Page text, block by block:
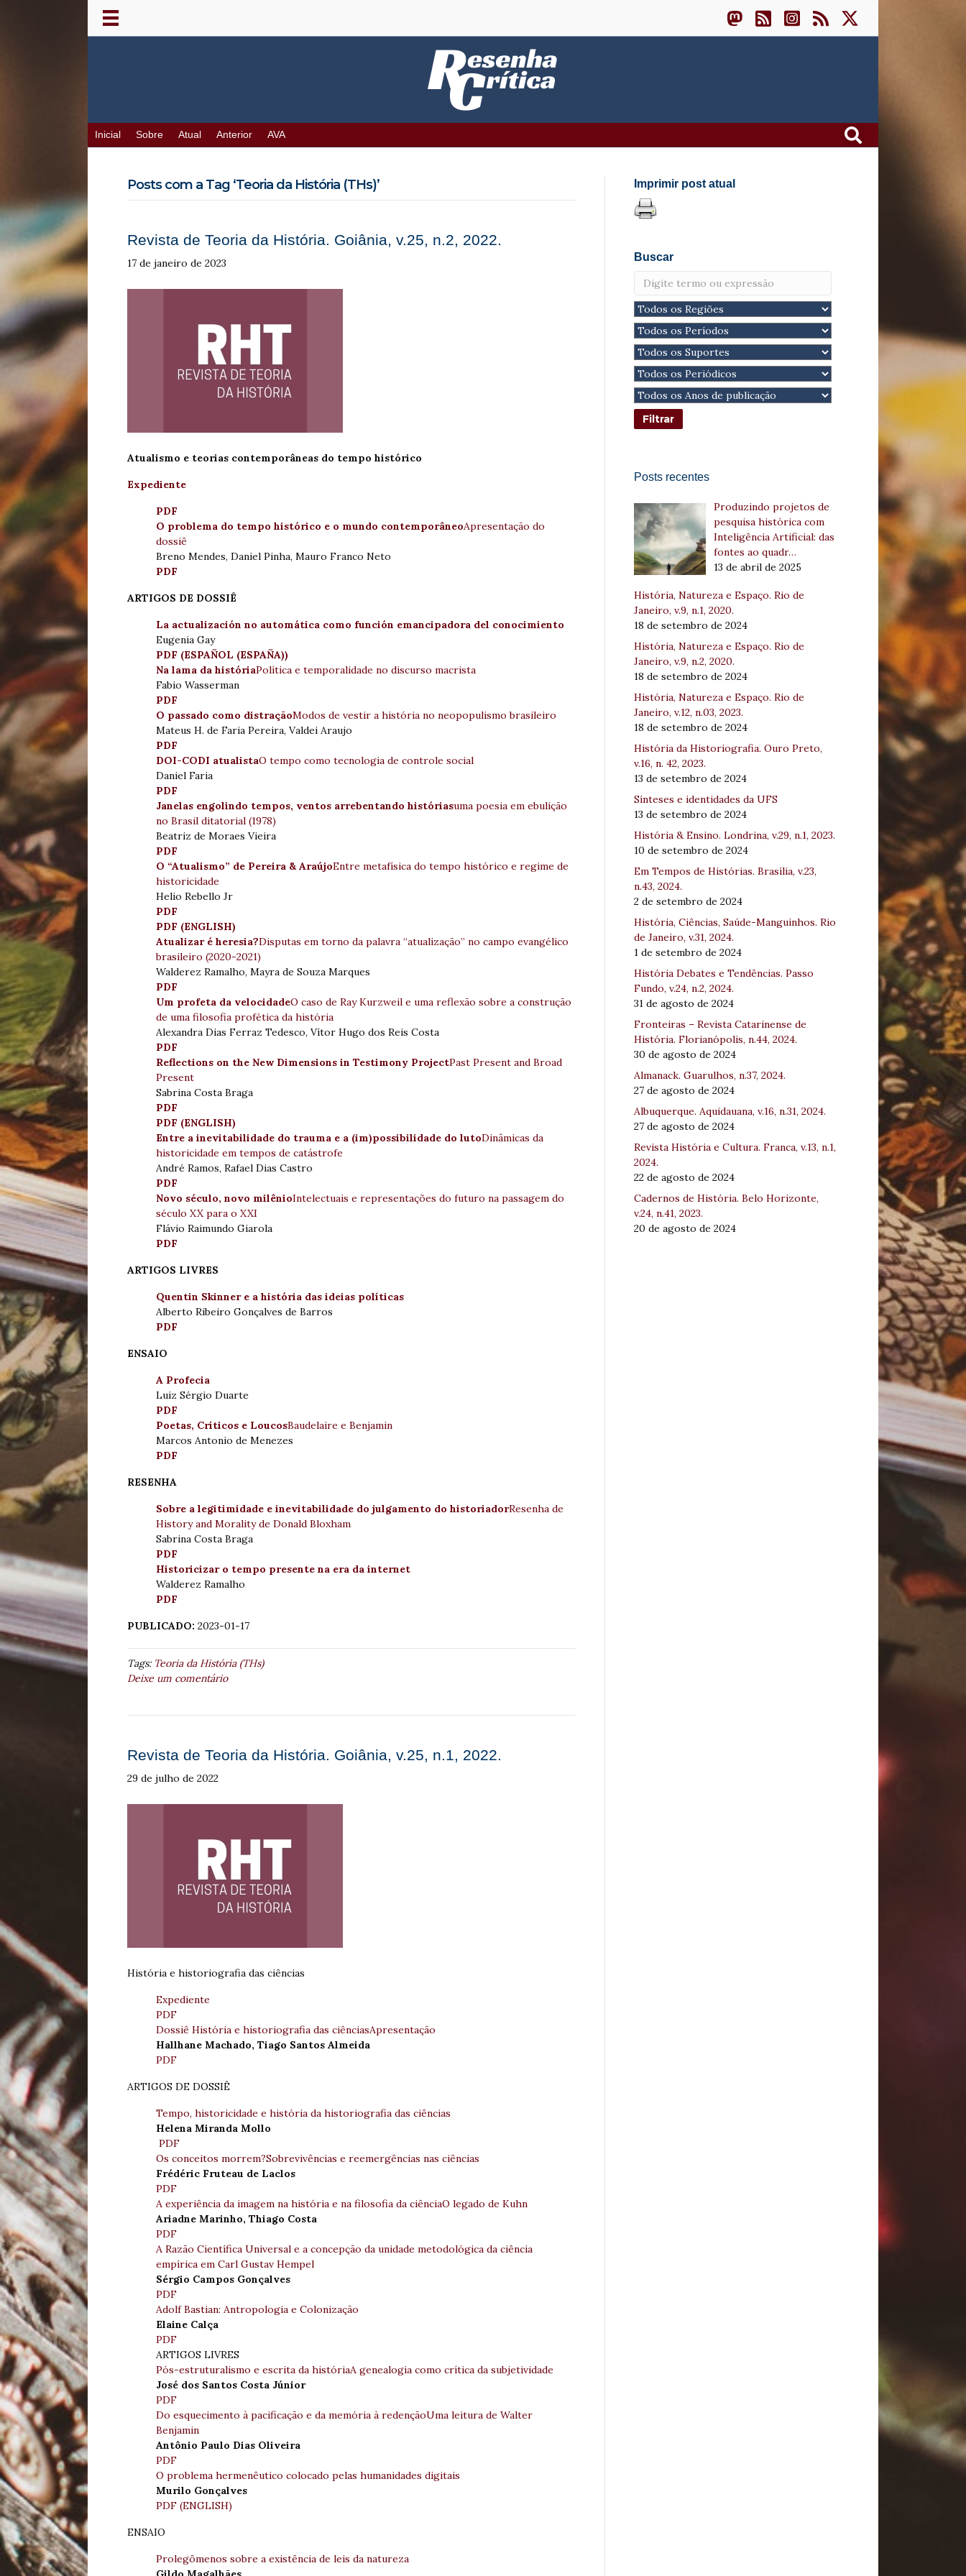
Inicial Sobre Atual Anterior AVA
Posts com a Tag ‘Teoria da História (THs)’
Revista de Teoria da História. Goiânia, v.25, n.2, 2022.
17 de janeiro de 2023
Atualismo e teorias contemporâneas do tempo histórico
Expediente
PDF
O problema do tempo histórico e o mundo contemporâneoApresentação do
dossiê
Breno Mendes, Daniel Pinha, Mauro Franco Neto
PDF
ARTIGOS DE DOSSIÊ
La actualización no automática como función emancipadora del conocimiento
Eugenia Gay
PDF (ESPAÑOL (ESPAÑA))
Na lama da históriaPolítica e temporalidade no discurso macrista
Fabio Wasserman
PDF
O passado como distraçãoModos de vestir a história no neopopulismo brasileiro
Mateus H. de Faria Pereira, Valdei Araujo
PDF
DOI-CODI atualistaO tempo como tecnologia de controle social
Daniel Faria
PDF
Janelas engolindo tempos, ventos arrebentando históriasuma poesia em ebulição
no Brasil ditatorial (1978)
Beatriz de Moraes Vieira
PDF
O “Atualismo” de Pereira & AraújoEntre metafísica do tempo histórico e regime de
historicidade
Helio Rebello Jr
PDF
PDF (ENGLISH)
Atualizar é heresia?Disputas em torno da palavra “atualização” no campo evangélico
brasileiro (2020-2021)
Walderez Ramalho, Mayra de Souza Marques
PDF
Um profeta da velocidadeO caso de Ray Kurzweil e uma reflexão sobre a construção
de uma filosofia profética da história
Alexandra Dias Ferraz Tedesco, Vítor Hugo dos Reis Costa
PDF
Reflections on the New Dimensions in Testimony ProjectPast Present and Broad
Present
Sabrina Costa Braga
PDF
PDF (ENGLISH)
Entre a inevitabilidade do trauma e a (im)possibilidade do lutoDinâmicas da
historicidade em tempos de catástrofe
André Ramos, Rafael Dias Castro
PDF
Novo século, novo milênioIntelectuais e representações do futuro na passagem do
século XX para o XXI
Flávio Raimundo Giarola
PDF
ARTIGOS LIVRES
Quentin Skinner e a história das ideias políticas
Alberto Ribeiro Gonçalves de Barros
PDF
ENSAIO
A Profecia
Luiz Sérgio Duarte
PDF
Poetas, Críticos e LoucosBaudelaire e Benjamin
Marcos Antonio de Menezes
PDF
RESENHA
Sobre a legitimidade e inevitabilidade do julgamento do historiadorResenha de
History and Morality de Donald Bloxham
Sabrina Costa Braga
PDF
Historicizar o tempo presente na era da internet
Walderez Ramalho
PDF
PUBLICADO: 2023-01-17
Tags: Teoria da História (THs)
Deixe um comentário
Revista de Teoria da História. Goiânia, v.25, n.1, 2022.
29 de julho de 2022
História e historiografia das ciências
Expediente
PDF
Dossiê História e historiografia das ciênciasApresentação
Hallhane Machado, Tiago Santos Almeida
PDF
ARTIGOS DE DOSSIÊ
Tempo, historicidade e história da historiografia das ciências
Helena Miranda Mollo
PDF
Os conceitos morrem?Sobrevivências e reemergências nas ciências
Frédéric Fruteau de Laclos
PDF
A experiência da imagem na história e na filosofia da ciênciaO legado de Kuhn
Ariadne Marinho, Thiago Costa
PDF
A Razão Científica Universal e a concepção da unidade metodológica da ciência
empírica em Carl Gustav Hempel
Sérgio Campos Gonçalves
PDF
Adolf Bastian: Antropologia e Colonização
Elaine Calça
PDF
ARTIGOS LIVRES
Pós-estruturalismo e escrita da históriaA genealogia como crítica da subjetividade
José dos Santos Costa Júnior
PDF
Do esquecimento à pacificação e da memória à redençãoUma leitura de Walter
Benjamin
Antônio Paulo Dias Oliveira
PDF
O problema hermenêutico colocado pelas humanidades digitais
Murilo Gonçalves
PDF (ENGLISH)
ENSAIO
Prolegômenos sobre a existência de leis da natureza
Imprimir post atual
Buscar
Posts recentes
Produzindo projetos de
pesquisa histórica com
Inteligência Artificial: das
fontes ao quadr…
13 de abril de 2025
História, Natureza e Espaço. Rio de
Janeiro, v.9, n.1, 2020.
18 de setembro de 2024
História, Natureza e Espaço. Rio de
Janeiro, v.9, n.2, 2020.
18 de setembro de 2024
História, Natureza e Espaço. Rio de
Janeiro, v.12, n.03, 2023.
18 de setembro de 2024
História da Historiografia. Ouro Preto,
v.16, n. 42, 2023.
13 de setembro de 2024
Sínteses e identidades da UFS
13 de setembro de 2024
História & Ensino. Londrina, v.29, n.1, 2023.
10 de setembro de 2024
Em Tempos de Histórias. Brasília, v.23,
n.43, 2024.
2 de setembro de 2024
História, Ciências, Saúde-Manguinhos. Rio
de Janeiro, v.31, 2024.
1 de setembro de 2024
História Debates e Tendências. Passo
Fundo, v.24, n.2, 2024.
31 de agosto de 2024
Fronteiras – Revista Catarinense de
História. Florianópolis, n.44, 2024.
30 de agosto de 2024
Almanack. Guarulhos, n.37, 2024.
27 de agosto de 2024
Albuquerque. Aquidauana, v.16, n.31, 2024.
27 de agosto de 2024
Revista História e Cultura. Franca, v.13, n.1,
2024.
22 de agosto de 2024
Cadernos de História. Belo Horizonte,
v.24, n.41, 2023.
20 de agosto de 2024